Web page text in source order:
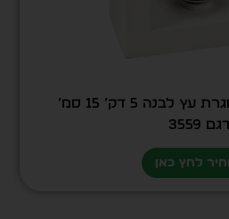
שעון חול בינוני מסגרת עץ לבנה 5 דק’ 15 סמ’
3559
לחץ כאן